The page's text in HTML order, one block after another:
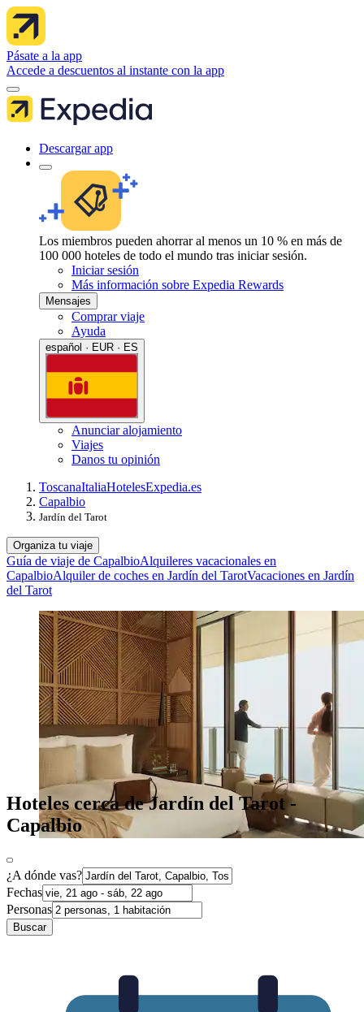
Pásate a la app
Accede a descuentos al instante con la app
Descargar app
Los miembros pueden ahorrar al menos un 10 % en más de
100 000 hoteles de todo el mundo tras iniciar sesión.
Iniciar sesión
Más información sobre Expedia Rewards
Mensajes
Comprar viaje
Ayuda
español · EUR · ES
Anunciar alojamiento
Viajes
Danos tu opinión
ToscanaItaliaHotelesExpedia.es
Capalbio
Jardín del Tarot
Organiza tu viaje
Guía de viaje de CapalbioAlquileres vacacionales en
CapalbioAlquiler de coches en Jardín del TarotVacaciones en Jardín
del Tarot
Hoteles cerca de Jardín del Tarot -
Capalbio
¿A dónde vas?
Fechas
Personas
Buscar